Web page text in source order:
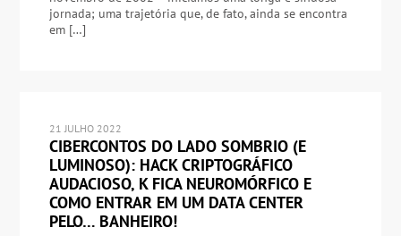
jornada; uma trajetória que, de fato, ainda se encontra
em […]
21 JULHO 2022
CIBERCONTOS DO LADO SOMBRIO (E
LUMINOSO): HACK CRIPTOGRÁFICO
AUDACIOSO, K FICA NEUROMÓRFICO E
COMO ENTRAR EM UM DATA CENTER
PELO… BANHEIRO!